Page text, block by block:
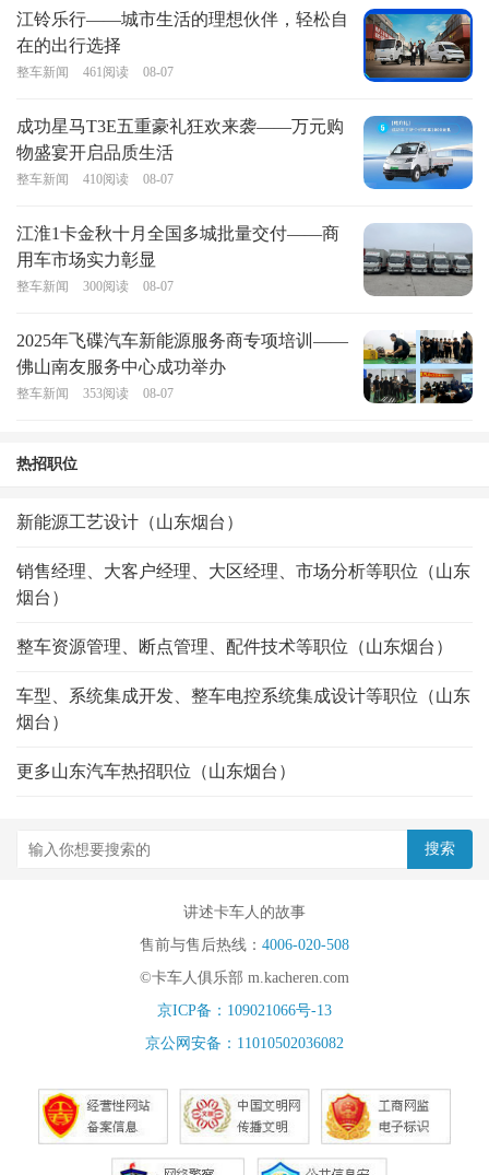
江铃乐行——城市生活的理想伙伴，轻松自
在的出行选择
整车新闻 461阅读 08-07
成功星马T3E五重豪礼狂欢来袭——万元购
物盛宴开启品质生活
整车新闻 410阅读 08-07
江淮1卡金秋十月全国多城批量交付——商
用车市场实力彰显
整车新闻 300阅读 08-07
2025年飞碟汽车新能源服务商专项培训——
佛山南友服务中心成功举办
整车新闻 353阅读 08-07
热招职位
新能源工艺设计（山东烟台）
销售经理、大客户经理、大区经理、市场分析等职位（山东
烟台）
整车资源管理、断点管理、配件技术等职位（山东烟台）
车型、系统集成开发、整车电控系统集成设计等职位（山东
烟台）
更多山东汽车热招职位（山东烟台）
讲述卡车人的故事
售前与售后热线： 4006-020-508
©卡车人俱乐部 m.kacheren.com
京ICP备：109021066号-13
京公网安备：11010502036082